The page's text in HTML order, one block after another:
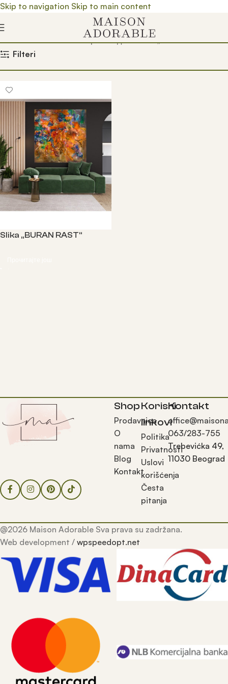
Skip to navigation Skip to main content
Почетна/ Prodavnica/ Производ oзначен „Slikar mile šaula“
Filteri
Slika „BURAN RAST“
Shop
Prodavnica
O
nama
Blog
Kontakt
Korisni
linkovi
Politika
Privatnosti
Uslovi
korišćenja
Česta
pitanja
Kontakt
063/283-755
Trebevićka 49,
11030 Beograd
@2026 Maison Adorable Sva prava su zadržana.
Web development / wpspeedopt.net